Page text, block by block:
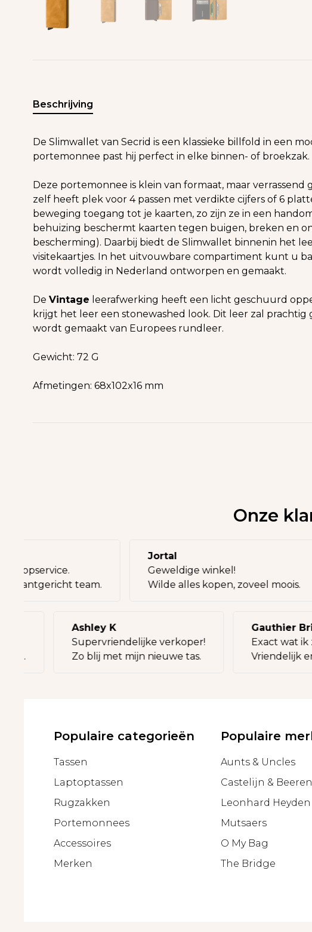
Beschrijving
De Slimwallet van Secrid is een klassieke billfold in een
portemonnee past hij perfect in elke binnen- of broekzak.
Deze portemonnee is klein van formaat, maar
zelf heeft plek voor 4 passen met verdikte cijfers of 6
beweging toegang tot je kaarten, zo zijn ze in een
behuizing beschermt kaarten tegen buigen, breken en
bescherming). Daarbij biedt de Slimwallet binnenin het
visitekaartjes. In het uitvouwbare compartiment kunt u
wordt volledig in Nederland ontworpen en gemaakt.
De Vintage leerafwerking heeft een licht geschuurd
krijgt het leer een stonewashed look. Dit leer zal
wordt gemaakt van Europees rundleer.
Gewicht: 72 G
Afmetingen: 68x102x16 mm
Onze
en topservice.
klantgericht team.
Jortal
Geweldige winkel!
Wilde alles kopen, zoveel moois.
Ashley K
Supervriendelijke verkoper!
Zo blij met mijn nieuwe tas.
Gauthier
Exact wat ik
Vriendelijk en
Populaire categorieën
Tassen
Laptoptassen
Rugzakken
Portemonnees
Accessoires
Merken
Populaire
Aunts & Uncles
Castelijn &
Leonhard Heyden
Mutsaers
O My Bag
The Bridge